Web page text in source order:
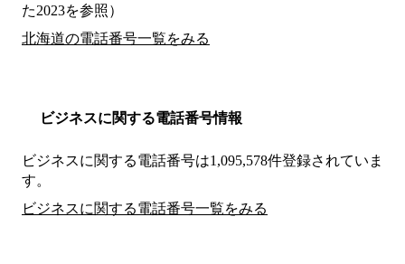
た2023を参照）
北海道の電話番号一覧をみる
ビジネスに関する電話番号情報
ビジネスに関する電話番号は1,095,578件登録されていま
す。
ビジネスに関する電話番号一覧をみる